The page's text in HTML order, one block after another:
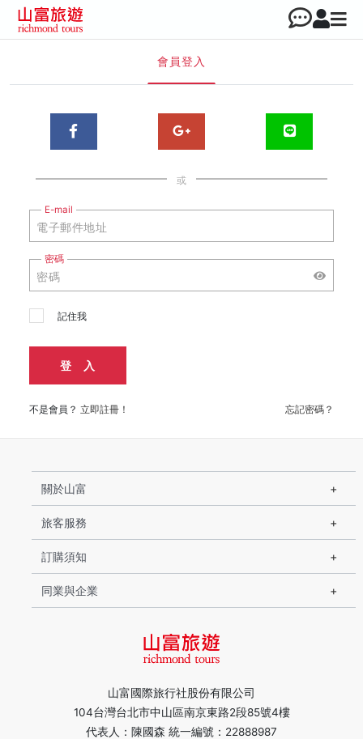
會員登入
或
E-mail
密碼
記住我
登 入
不是會員？ 立即註冊！ 忘記密碼？
山富國際旅行社股份有限公司
104台灣台北市中山區南京東路2段85號4樓
代表人：陳國森 統一編號：22888987
關於山富
旅客服務
訂購須知
同業與企業